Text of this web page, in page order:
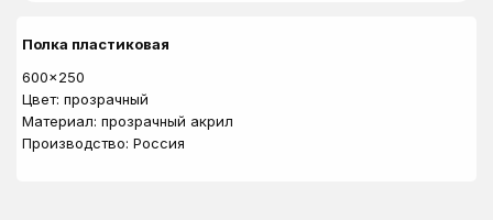
Полка пластиковая
600x250
Цвет: прозрачный
Материал: прозрачный акрил
Производство: Россия